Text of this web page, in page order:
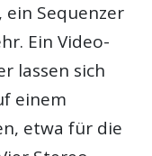
ein Sequenzer
Ein Video-
lassen sich
einem
etwa für die